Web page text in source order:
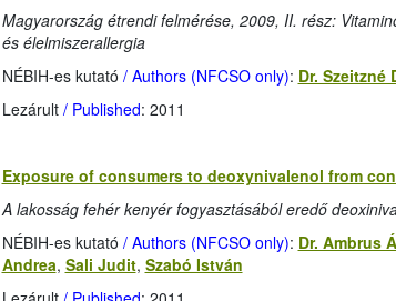
Magyarország étrendi felmérése, 2009, II. rész:
és élelmiszerallergia
NÉBIH-es kutató / Authors (NFCSO only): Dr. Szeitzné
Lezárult/ Published: 2011
Exposure of consumers to deoxynivalenol from
A lakosság fehér kenyér fogyasztásából eredő
NÉBIH-es kutató / Authors (NFCSO only): Dr. Ambrus
Andrea, Sali Judit, Szabó István